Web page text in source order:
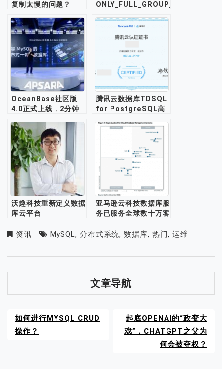
复制太慢的问题？
ONLY_FULL_GROUP_BY
题的解决
OceanBase社区版
4.0正式上线，2分钟
腾讯云数据库TDSQL
for PostgreSQL高
沃趣科技重新定义数据
库云平台
亚马逊云科技数据库服
务已服务全球数十万客
资讯 MySQL, 分布式系统, 数据库, 热门, 运维
文章导航
如何进行MYSQL CRUD
操作？
起底OPENAI的“政变大
戏”，CHATGPT之父为
何会被夺权？